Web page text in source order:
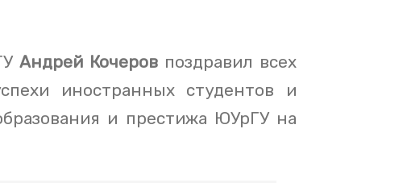
Андрей Кочеров поздравил всех
иностранных студентов и
и престижа ЮУрГУ на